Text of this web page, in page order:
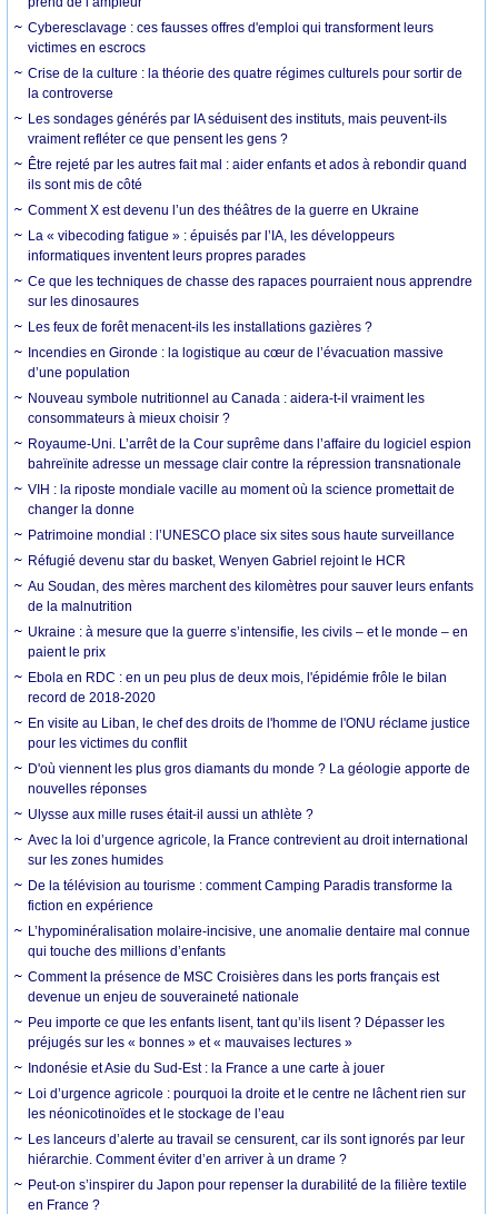
Cyberesclavage : ces fausses offres d'emploi qui transforment leurs
victimes en escrocs
Crise de la culture : la théorie des quatre régimes culturels pour sortir de
la controverse
Les sondages générés par IA séduisent des instituts, mais peuvent-ils
vraiment refléter ce que pensent les gens ?
Être rejeté par les autres fait mal : aider enfants et ados à rebondir quand
ils sont mis de côté
Comment X est devenu l’un des théâtres de la guerre en Ukraine
La « vibecoding fatigue » : épuisés par l’IA, les développeurs
informatiques inventent leurs propres parades
Ce que les techniques de chasse des rapaces pourraient nous apprendre
sur les dinosaures
Les feux de forêt menacent-ils les installations gazières ?
Incendies en Gironde : la logistique au cœur de l’évacuation massive
d’une population
Nouveau symbole nutritionnel au Canada : aidera-t-il vraiment les
consommateurs à mieux choisir ?
Royaume-Uni. L’arrêt de la Cour suprême dans l’affaire du logiciel espion
bahreïnite adresse un message clair contre la répression transnationale
VIH : la riposte mondiale vacille au moment où la science promettait de
changer la donne
Patrimoine mondial : l’UNESCO place six sites sous haute surveillance
Réfugié devenu star du basket, Wenyen Gabriel rejoint le HCR
Au Soudan, des mères marchent des kilomètres pour sauver leurs enfants
de la malnutrition
Ukraine : à mesure que la guerre s’intensifie, les civils – et le monde – en
paient le prix
Ebola en RDC : en un peu plus de deux mois, l'épidémie frôle le bilan
record de 2018-2020
En visite au Liban, le chef des droits de l'homme de l'ONU réclame justice
pour les victimes du conflit
D'où viennent les plus gros diamants du monde ? La géologie apporte de
nouvelles réponses
Ulysse aux mille ruses était-il aussi un athlète ?
Avec la loi d’urgence agricole, la France contrevient au droit international
sur les zones humides
De la télévision au tourisme : comment Camping Paradis transforme la
fiction en expérience
L’hypominéralisation molaire-incisive, une anomalie dentaire mal connue
qui touche des millions d’enfants
Comment la présence de MSC Croisières dans les ports français est
devenue un enjeu de souveraineté nationale
Peu importe ce que les enfants lisent, tant qu’ils lisent ? Dépasser les
préjugés sur les « bonnes » et « mauvaises lectures »
Indonésie et Asie du Sud-Est : la France a une carte à jouer
Loi d’urgence agricole : pourquoi la droite et le centre ne lâchent rien sur
les néonicotinoïdes et le stockage de l’eau
Les lanceurs d’alerte au travail se censurent, car ils sont ignorés par leur
hiérarchie. Comment éviter d’en arriver à un drame ?
Peut-on s’inspirer du Japon pour repenser la durabilité de la filière textile
en France ?